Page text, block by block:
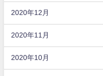
2020年12月
2020年11月
2020年10月